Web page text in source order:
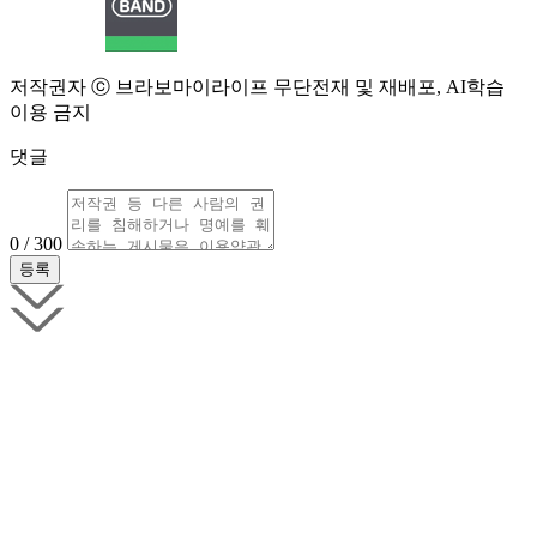
저작권자 ⓒ 브라보마이라이프 무단전재 및 재배포, AI학습
이용 금지
댓글
0 / 300